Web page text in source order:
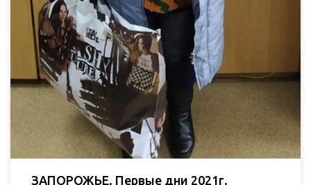
ЗАПОРОЖЬЕ. Первые дни 2021г.